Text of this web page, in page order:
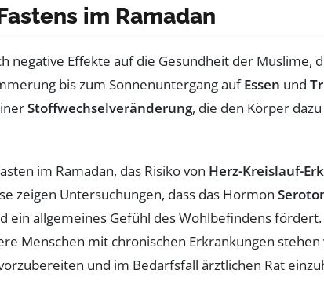
im Ramadan
negative Effekte auf die Gesundheit der Muslime,
bis zum Sonnenuntergang aufEssen und
Stoffwechselveränderung, die den Körper
im Ramadan, das Risiko von Herz-Kreislauf-
zeigen Untersuchungen, dass das Hormon
ein allgemeines Gefühl des Wohlbefindens
Menschen mit chronischen Erkrankungen
und im Bedarfsfall ärztlichen Rat